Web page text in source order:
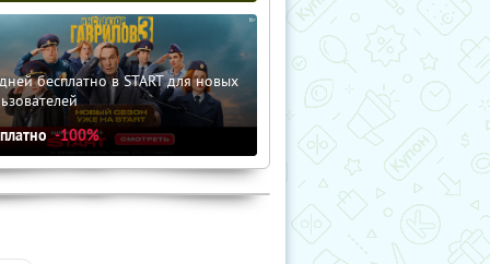
бесплатно в START для новых
-100%